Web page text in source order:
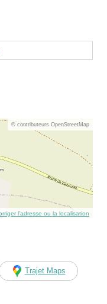
© contributeurs OpenStreetMap
l’adresse ou la localisation
Trajet Maps